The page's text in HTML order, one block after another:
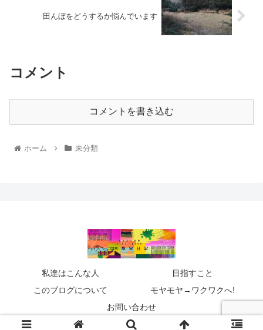
田んぼをどうするか悩んでいます
コメント
コメントを書き込む
ホーム 未分類
私達はこんな人
目指すこと
このブログについて
モヤモヤ→ワクワクへ!
お問い合わせ
© 2021 木原家日記.